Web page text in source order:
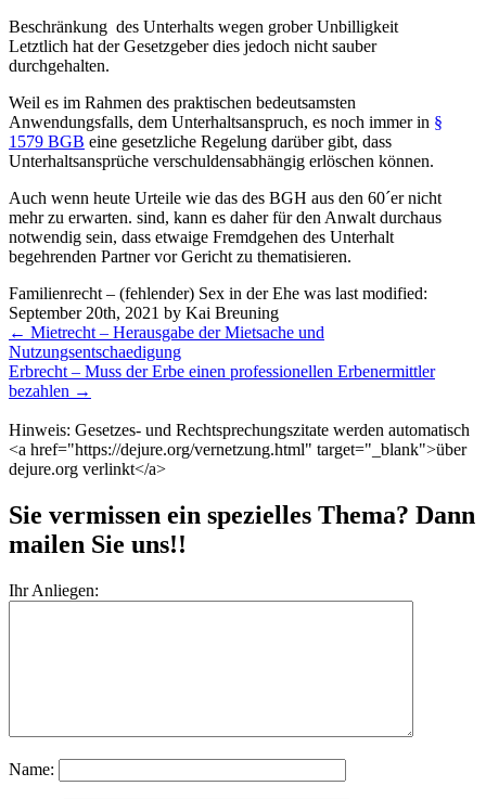
Beschränkung des Unterhalts wegen grober Unbilligkeit
Letztlich hat der Gesetzgeber dies jedoch nicht sauber
durchgehalten.
Weil es im Rahmen des praktischen bedeutsamsten
Anwendungsfalls, dem Unterhaltsanspruch, es noch immer in §
1579 BGB eine gesetzliche Regelung darüber gibt, dass
Unterhaltsansprüche verschuldensabhängig erlöschen können.
Auch wenn heute Urteile wie das des BGH aus den 60´er nicht
mehr zu erwarten. sind, kann es daher für den Anwalt durchaus
notwendig sein, dass etwaige Fremdgehen des Unterhalt
begehrenden Partner vor Gericht zu thematisieren.
Familienrecht – (fehlender) Sex in der Ehe was last modified:
September 20th, 2021 by Kai Breuning
Weitere
Meldungen
← Mietrecht – Herausgabe der Mietsache und
Nutzungsentschaedigung
Erbrecht – Muss der Erbe einen professionellen Erbenermittler
bezahlen →
Hinweis: Gesetzes- und Rechtsprechungszitate werden automatisch
<a href="https://dejure.org/vernetzung.html" target="_blank">über
dejure.org verlinkt</a>
Sie vermissen ein spezielles Thema? Dann
mailen Sie uns!!
Ihr Anliegen:
Name: